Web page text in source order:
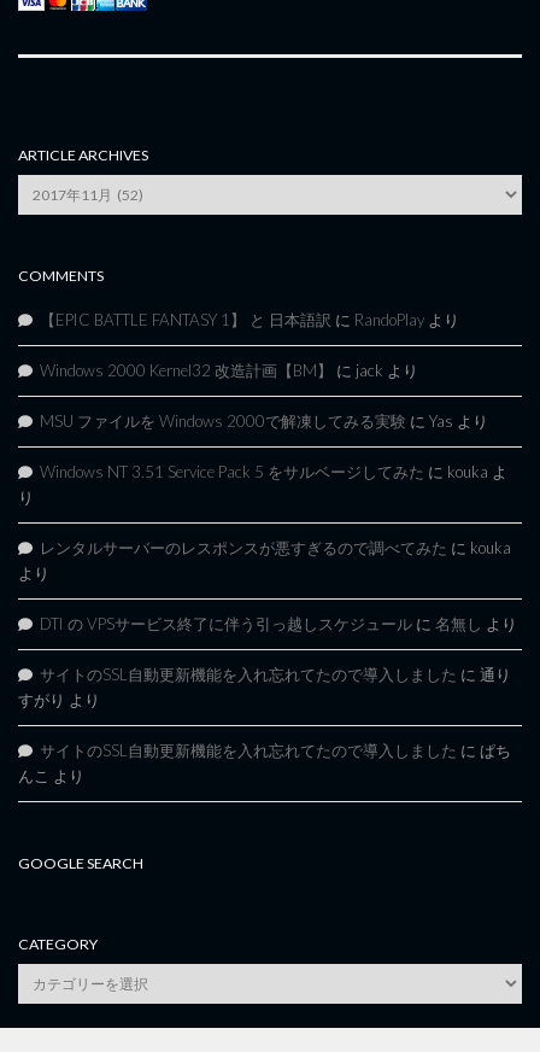
ARTICLE ARCHIVES
Article
Archives
COMMENTS
【EPIC BATTLE FANTASY 1】 と 日本語訳 に RandoPlay より
Windows 2000 Kernel32 改造計画【BM】 に jack より
MSU ファイルを Windows 2000で解凍してみる実験 に Yas より
Windows NT 3.51 Service Pack 5 をサルベージしてみた に kouka よ
り
レンタルサーバーのレスポンスが悪すぎるので調べてみた に kouka
より
DTI の VPSサービス終了に伴う引っ越しスケジュール に 名無し より
サイトのSSL自動更新機能を入れ忘れてたので導入しました に 通り
すがり より
サイトのSSL自動更新機能を入れ忘れてたので導入しました に ぱち
んこ より
GOOGLE SEARCH
CATEGORY
category